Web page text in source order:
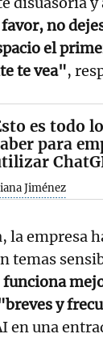
no
el
te vea",
es todo
para
Jiménez
la empresa
temas
funciona
y
en una